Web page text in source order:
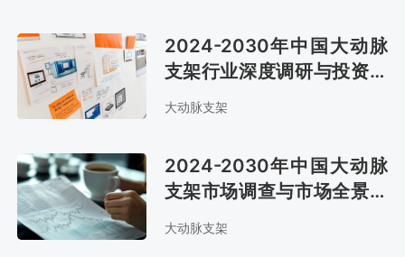
2024-2030年中国大动脉
支架行业深度调研与投资前
景分析报告
大动脉支架
2024-2030年中国大动脉
支架市场调查与市场全景评
估报告
大动脉支架